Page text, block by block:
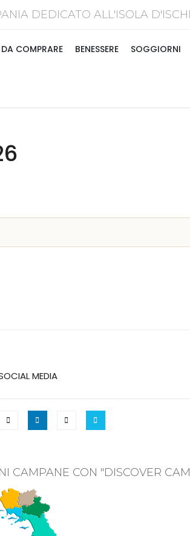
DEDICATO ALL'ISOLA
DA COMPRARE BENESSERE SOGGIORNI
MEDIA
CAMPANE CON "DISCOVER